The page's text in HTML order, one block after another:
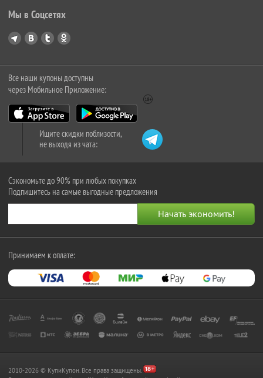
Мы в Соцсетях
Все наши купоны доступны
через Мобильное Приложение:
Ищите скидки поблизости,
не выходя из чата:
Сэкономьте до 90% при любых покупках
Подпишитесь на самые выгодные предложения
Принимаем к оплате:
2010-2026 © КупиКупон. Все права защищены.